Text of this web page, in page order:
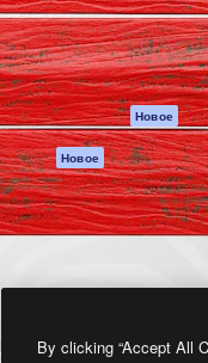
Генератор голоса
на основе ИИ
Стоковый контент
MCP для
Claude/ChatGPT
Новое
Агенты Новое
API
Мобильное
приложение
Magnific
By clicking “Accept All